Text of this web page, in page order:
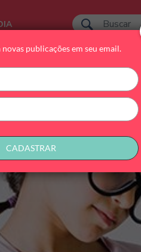
publicações em seu email.
CADASTRAR